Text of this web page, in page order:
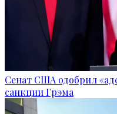
Сенат США одобрил
санкции Грэма